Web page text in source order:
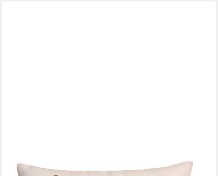
Kissenbezüge Kissenbezug Fotodruck Kissenhülle 30x30 cm